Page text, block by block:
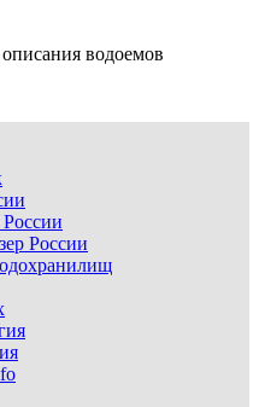
водоемов
России